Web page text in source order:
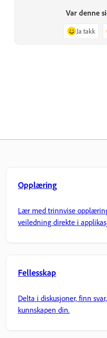
Var denne
Ja takk
Opplæring
Lær med trinnvise
veiledning direkte i
Fellesskap
Delta i diskusjoner, finn
kunnskapen din.